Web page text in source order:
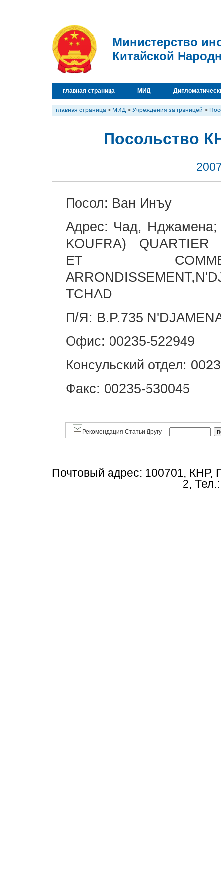
Министерство
Китайской
главная страница МИД
главная страница > МИД > Учреждения за границей >
Посольство
Посол: Ван Инъу
Адрес: Чад, Нджамена;
KOUFRA) QUARTIER
ET
TCHAD
П/Я: B.P.735
Офис: 00235-522949
Консульский отдел:
Факс: 00235-530045
Рекомендация Статьи Другу
Почтовый адрес: 100701, КНР,
2,